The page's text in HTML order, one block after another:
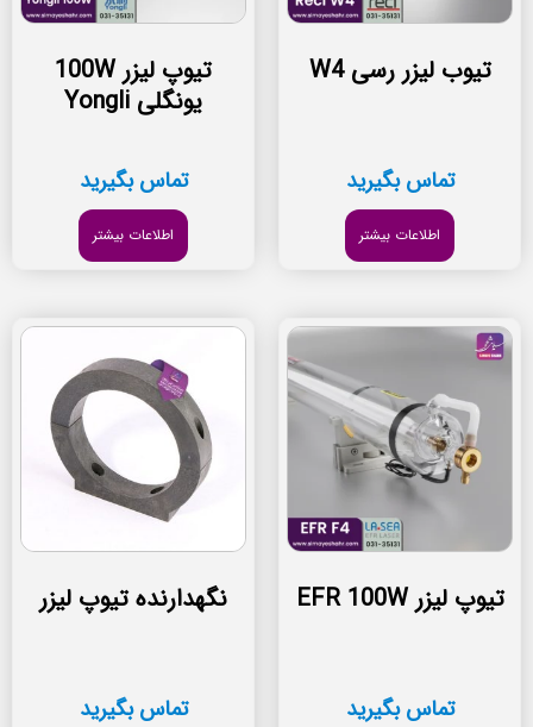
تیوب لیزر رسی W4
تماس بگیرید
اطلاعات بیشتر
تیوپ لیزر 100W
یونگلی Yongli
تماس بگیرید
اطلاعات بیشتر
تیوپ لیزر EFR 100W
تماس بگیرید
نگهدارنده تیوپ لیزر
تماس بگیرید